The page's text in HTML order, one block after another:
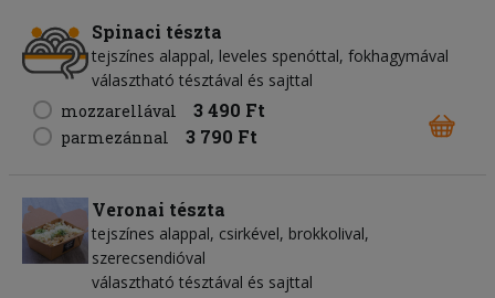
Spinaci tészta
tejszínes alappal, leveles spenóttal, fokhagymával
választható tésztával és sajttal
mozzarellával
3 490 Ft
parmezánnal 3 790 Ft
Veronai tészta
tejszínes alappal, csirkével, brokkolival,
szerecsendióval
választható tésztával és sajttal